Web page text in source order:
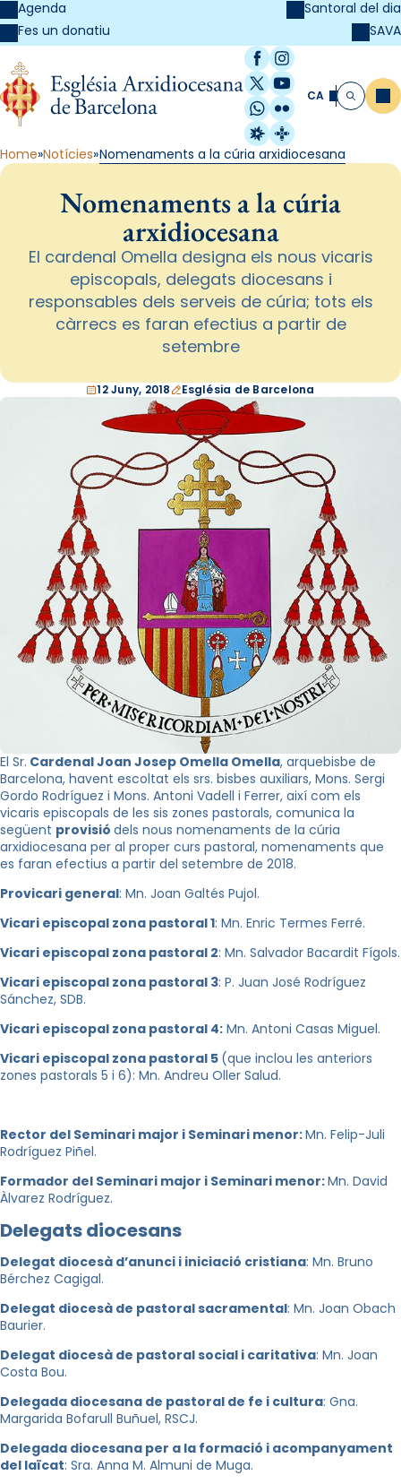
Agenda
Fes un donatiu
Santoral del dia
SAVA
Facebook
Instagram
X / Twitter
YouTube
WhatsApp
Flickr
Radio Estel
Catalunya
CA Cerca
Home Notícies Nomenaments a la cúria arxidiocesana
Nomenaments a la cúria
arxidiocesana
El cardenal Omella designa els nous vicaris
episcopals, delegats diocesans i
responsables dels serveis de cúria; tots els
càrrecs es faran efectius a partir de
setembre
12 Juny, 2018 Església de Barcelona
El Sr. Cardenal Joan Josep Omella Omella, arquebisbe de
Barcelona, havent escoltat els srs. bisbes auxiliars, Mons. Sergi
Gordo Rodríguez i Mons. Antoni Vadell i Ferrer, així com els
vicaris episcopals de les sis zones pastorals, comunica la
següent provisió dels nous nomenaments de la cúria
arxidiocesana per al proper curs pastoral, nomenaments que
es faran efectius a partir del setembre de 2018.
Provicari general: Mn. Joan Galtés Pujol.
Vicari episcopal zona pastoral 1: Mn. Enric Termes Ferré.
Vicari episcopal zona pastoral 2: Mn. Salvador Bacardit Fígols.
Vicari episcopal zona pastoral 3: P. Juan José Rodríguez
Sánchez, SDB.
Vicari episcopal zona pastoral 4: Mn. Antoni Casas Miguel.
Vicari episcopal zona pastoral 5 (que inclou les anteriors
zones pastorals 5 i 6): Mn. Andreu Oller Salud.
Rector del Seminari major i Seminari menor:Mn. Felip-Juli
Rodríguez Piñel.
Formador del Seminari major i Seminari menor:Mn. David
Àlvarez Rodríguez.
Delegats diocesans
Delegat diocesà d’anunci i iniciació cristiana: Mn. Bruno
Bérchez Cagigal.
Delegat diocesà de pastoral sacramental: Mn. Joan Obach
Baurier.
Delegat diocesà de pastoral social i caritativa: Mn. Joan
Costa Bou.
Delegada diocesana de pastoral de fe i cultura: Gna.
Margarida Bofarull Buñuel, RSCJ.
Delegada diocesana per a la formació i acompanyament
del laïcat: Sra. Anna M. Almuni de Muga.